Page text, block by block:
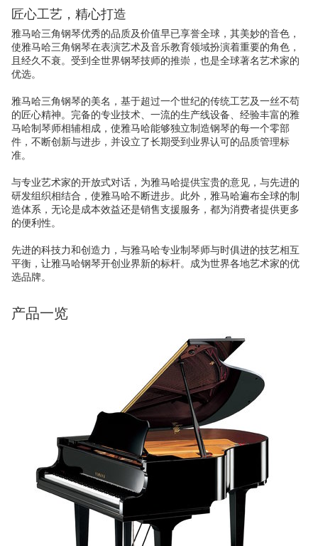
匠心工艺，精心打造
雅马哈三角钢琴优秀的品质及价值早已享誉全球，其美妙的音色，
使雅马哈三角钢琴在表演艺术及音乐教育领域扮演着重要的角色，
且经久不衰。受到全世界钢琴技师的推崇，也是全球著名艺术家的
优选。
雅马哈三角钢琴的美名，基于超过一个世纪的传统工艺及一丝不苟
的匠心精神。完备的专业技术、一流的生产线设备、经验丰富的雅
马哈制琴师相辅相成，使雅马哈能够独立制造钢琴的每一个零部
件，不断创新与进步，并设立了长期受到业界认可的品质管理标
准。
与专业艺术家的开放式对话，为雅马哈提供宝贵的意见，与先进的
研发组织相结合，使雅马哈不断进步。此外，雅马哈遍布全球的制
造体系，无论是成本效益还是销售支援服务，都为消费者提供更多
的便利性。
先进的科技力和创造力，与雅马哈专业制琴师与时俱进的技艺相互
平衡，让雅马哈钢琴开创业界新的标杆。成为世界各地艺术家的优
选品牌。
产品一览